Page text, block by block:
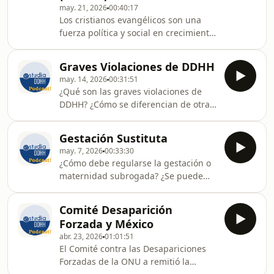
de Bristol (Reino Unido). Es abogado
de la Universidad Católica de Chile,
Master en Derecho del University
College London y Dr. en Derecho por
la Universidad de Bristol. S
may. 21, 202600:40:17
Los cristianos evangélicos son una
fuerza política y social en crecimiento
conservadores han intervenido ante
instituciones de derechos humanos
en temas de derechos de la
comunidad LGBTI, derechos sexuales
y reproductivos, entre otros. ¿Qué
impacto ha tenido en el Sistema
Interamericano y qué se debe hacer
al respecto?Hablé del tema con
Graves Violaciones de DDHH
may. 14, 202600:31:51
¿Qué son las graves violaciones de
DDHH? ¿Cómo se diferencian de otras
catalogado como una violación de
DDHH?Hablaré del tema con Alfredo
Ortega. Alfredo es un abogado con
más de 15 años de experiencia en
litigio ante diversos mecanismos
internacionales de protección
internacional. Fue abogado litigante
para CEJIL, ha trabajado para
Gestación Sustituta
may. 7, 202600:33:30
¿Cómo debe regularse la gestación o
maternidad subrogada? ¿Se puede
parámetros nos da el derecho
internacional?Hablé del tema con
Marianna Iliadou. Marianna estudió
Derecho en Tesalónica (Grecia),
obtuvo un Máster en Ciencias
Comité Desaparición
Forzada y México
abr. 23, 202601:01:51
El Comité contra las Desapariciones
Forzadas de la ONU a remitió la